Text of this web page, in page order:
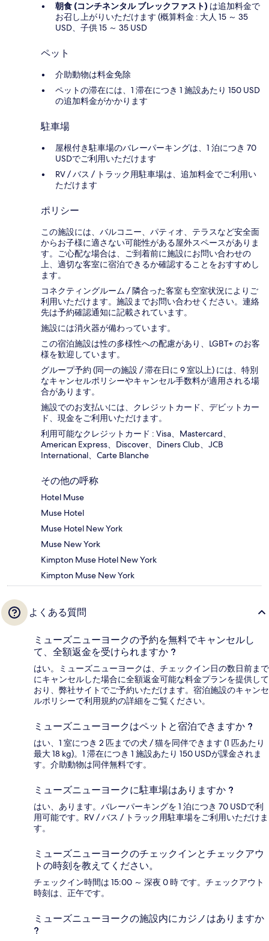
朝食 (コンチネンタル ブレックファスト) は追加料金で
お召し上がりいただけます (概算料金 : 大人 15 ～ 35
USD、子供 15 ～ 35 USD
ペット
介助動物は料金免除
ペットの滞在には、1 滞在につき 1 施設あたり 150 USD
の追加料金がかかります
駐車場
屋根付き駐車場のバレーパーキングは、1 泊につき 70
USDでご利用いただけます
RV / バス / トラック用駐車場は、追加料金でご利用い
ただけます
ポリシー
この施設には、バルコニー、パティオ、テラスなど安全面
からお子様に適さない可能性がある屋外スペースがありま
す。ご心配な場合は、ご到着前に施設にお問い合わせの
上、適切な客室に宿泊できるか確認することをおすすめし
ます。
コネクティングルーム / 隣合った客室も空室状況によりご
利用いただけます。施設までお問い合わせください。連絡
先は予約確認通知に記載されています。
施設には消火器が備わっています。
この宿泊施設は性の多様性への配慮があり、LGBT+ のお客
様を歓迎しています。
グループ予約 (同一の施設 / 滞在日に 9 室以上) には、特別
なキャンセルポリシーやキャンセル手数料が適用される場
合があります。
施設でのお支払いには、クレジットカード、デビットカー
ド、現金をご利用いただけます。
利用可能なクレジットカード : Visa、Mastercard、
American Express、Discover、Diners Club、JCB
International、Carte Blanche
その他の呼称
Hotel Muse
Muse Hotel
Muse Hotel New York
Muse New York
Kimpton Muse Hotel New York
Kimpton Muse New York
よくある質問
ミューズニューヨークの予約を無料でキャンセルし
て、全額返金を受けられますか ?
はい。ミューズニューヨークは、チェックイン日の数日前まで
にキャンセルした場合に全額返金可能な料金プランを提供して
おり、弊社サイトでご予約いただけます。宿泊施設のキャンセ
ルポリシーで利用規約の詳細をご覧ください。
ミューズニューヨークはペットと宿泊できますか ?
はい、1 室につき 2 匹までの犬 / 猫を同伴できます (1 匹あたり
最大 18 kg)。1 滞在につき 1 施設あたり 150 USDが課金されま
す。介助動物は同伴無料です。
ミューズニューヨークに駐車場はありますか ?
はい、あります。バレーパーキングを 1 泊につき 70 USDで利
用可能です。RV / バス / トラック用駐車場をご利用いただけま
す。
ミューズニューヨークのチェックインとチェックアウ
トの時刻を教えてください。
チェックイン時間は 15:00 ～ 深夜 0 時 です。チェックアウト
時刻は、正午です。
ミューズニューヨークの施設内にカジノはありますか
?